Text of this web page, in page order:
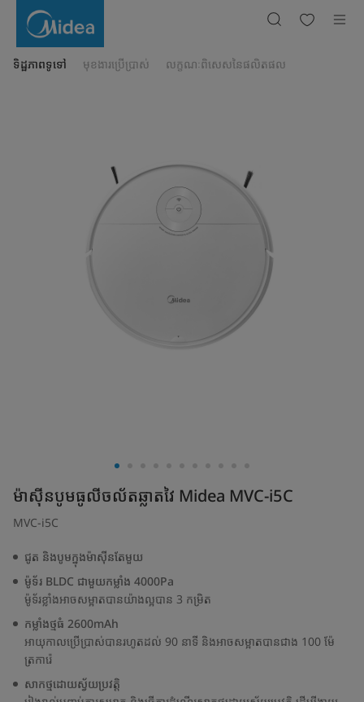
ទិដ្ឋភាពទូទៅ មុខងារប្រើប្រាស់ លក្ខណៈពិសេសនៃផលិតផល
ម៉ាស៊ីនបូមធូលីចល័តឆ្លាតវៃ Midea MVC-i5C
MVC-i5C
ជូត និងបូមក្នុងម៉ាស៊ីនតែមួយ
ម៉ូទ័រ BLDC ជាមួយកម្លាំង 4000Pa
ម៉ូទ័រខ្លាំងអាចសម្អាតបានយ៉ាងល្អបាន 3 កម្រិត
កម្លាំងថ្មធំ 2600mAh
អាយុកាលប្រើប្រាស់បានរហូតដល់ 90 នាទី និងអាចសម្អាតបានជាង 100 ម៉ែ
ត្រការ៉េ
សាកថ្មដោយស្វ័យប្រវត្តិ